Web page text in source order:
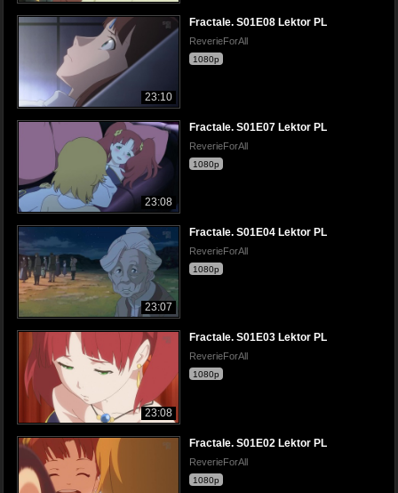
23:10
Fractale. S01E08 Lektor PL
ReverieForAll
1080p
23:08
Fractale. S01E07 Lektor PL
ReverieForAll
1080p
23:07
Fractale. S01E04 Lektor PL
ReverieForAll
1080p
23:08
Fractale. S01E03 Lektor PL
ReverieForAll
1080p
Fractale. S01E02 Lektor PL
ReverieForAll
1080p